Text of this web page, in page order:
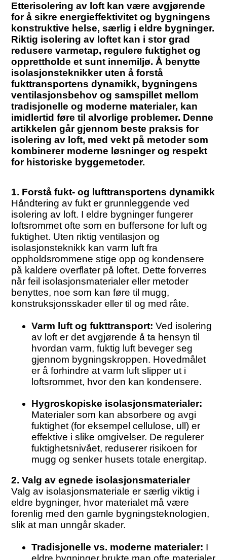
Etterisolering av loft kan være avgjørende
for å sikre energieffektivitet og bygningens
konstruktive helse, særlig i eldre bygninger.
Riktig isolering av loftet kan i stor grad
redusere varmetap, regulere fuktighet og
opprettholde et sunt innemiljø. Å benytte
isolasjonsteknikker uten å forstå
fukttransportens dynamikk, bygningens
ventilasjonsbehov og samspillet mellom
tradisjonelle og moderne materialer, kan
imidlertid føre til alvorlige problemer. Denne
artikkelen går gjennom beste praksis for
isolering av loft, med vekt på metoder som
kombinerer moderne løsninger og respekt
for historiske byggemetoder.
1. Forstå fukt- og lufttransportens dynamikk
Håndtering av fukt er grunnleggende ved
isolering av loft. I eldre bygninger fungerer
loftsrommet ofte som en buffersone for luft og
fuktighet. Uten riktig ventilasjon og
isolasjonsteknikk kan varm luft fra
oppholdsrommene stige opp og kondensere
på kaldere overflater på loftet. Dette forverres
når feil isolasjonsmaterialer eller metoder
benyttes, noe som kan føre til mugg,
konstruksjonsskader eller til og med råte.
Varm luft og fukttransport: Ved isolering
av loft er det avgjørende å ta hensyn til
hvordan varm, fuktig luft beveger seg
gjennom bygningskroppen. Hovedmålet
er å forhindre at varm luft slipper ut i
loftsrommet, hvor den kan kondensere.
Hygroskopiske isolasjonsmaterialer:
Materialer som kan absorbere og avgi
fuktighet (for eksempel cellulose, ull) er
effektive i slike omgivelser. De regulerer
fuktighetsnivået, reduserer risikoen for
mugg og senker husets totale energitap.
2. Valg av egnede isolasjonsmaterialer
Valg av isolasjonsmateriale er særlig viktig i
eldre bygninger, hvor materialet må være
forenlig med den gamle bygningsteknologien,
slik at man unngår skader.
Tradisjonelle vs. moderne materialer: I